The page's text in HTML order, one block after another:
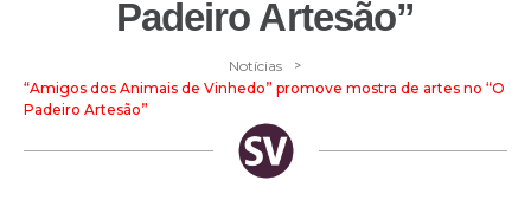
Padeiro Artesão”
Notícias >
“Amigos dos Animais de Vinhedo” promove mostra de artes no “O
Padeiro Artesão”